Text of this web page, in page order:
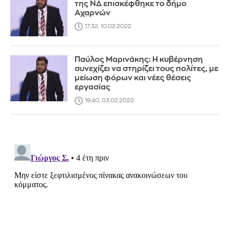
της ΝΔ επισκέφθηκε το δήμο
Αχαρνών
17:32, 10.02.2022
Παύλος Μαρινάκης: Η κυβέρνηση
συνεχίζει να στηρίζει τους πολίτες, με
μείωση φόρων και νέες θέσεις
εργασίας
19:40, 03.02.2022